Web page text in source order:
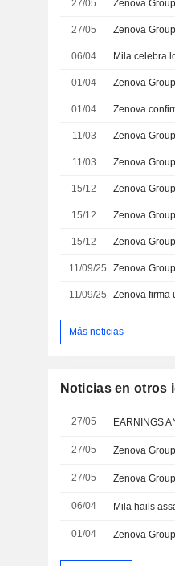
27/05
27/05
06/04 Mila celebra
01/04 Zenova
01/04
11/03
11/03
15/12 Zenova
15/12 Zenova
15/12 Zenova
11/09/25 Zenova
11/09/25
Más noticias
Noticias en otros
27/05 EARNINGS
27/05
27/05 Zenova
06/04 Mila hails
01/04 Zenova